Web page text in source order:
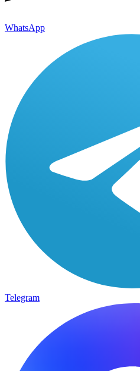
WhatsApp
Telegram